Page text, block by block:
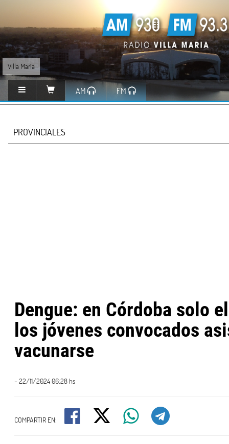
Villa María
AM FM
PROVINCIALES
Dengue: en Córdoba solo
los jóvenes convocados
vacunarse
- 22/11/2024 06:28 hs
COMPARTIR EN: